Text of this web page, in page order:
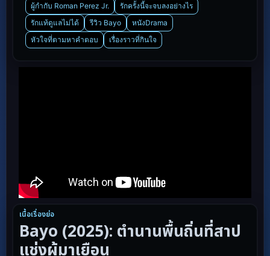
ผู้กำกับ Roman Perez Jr.
รักครั้งนี้จะจบลงอย่างไร
รักแท้ดูแลไม่ได้
รีวิว Bayo
หนังDrama
หัวใจที่ตามหาคำตอบ
เรื่องราวที่กินใจ
เนื้อเรื่องย่อ
Bayo (2025): ตำนานพื้นถิ่นที่สาป
แช่งผู้มาเยือน